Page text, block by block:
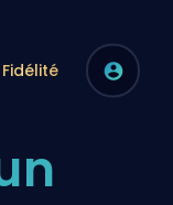
Fidélité